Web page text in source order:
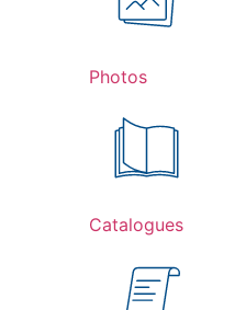
Photos
Catalogues